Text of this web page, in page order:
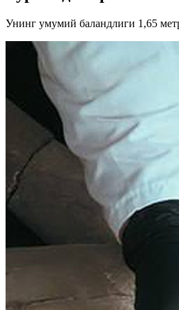
Унинг умумий баландлиги 1,65